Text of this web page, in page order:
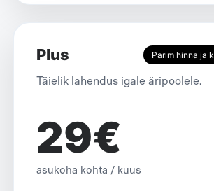
Plus Parim hinna ja
Täielik lahendus igale äripoolele.
29€
asukoha kohta / kuus